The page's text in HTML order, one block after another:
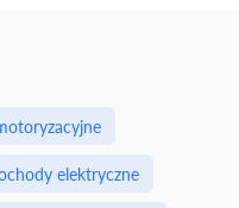
elektryczne